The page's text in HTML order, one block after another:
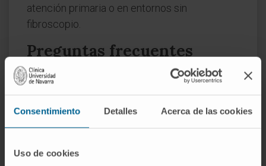
Consentimiento Detalles Acerca de las cookies
Uso de cookies
atención primaria o en entornos sin
fibroscopio.
Preguntas frecuentes
¿Quién realizó la primera
Alfred Kirstein, cirujano en Berlín, en 1895.
Utilizó un esofagoscopio modificado al que
denominó